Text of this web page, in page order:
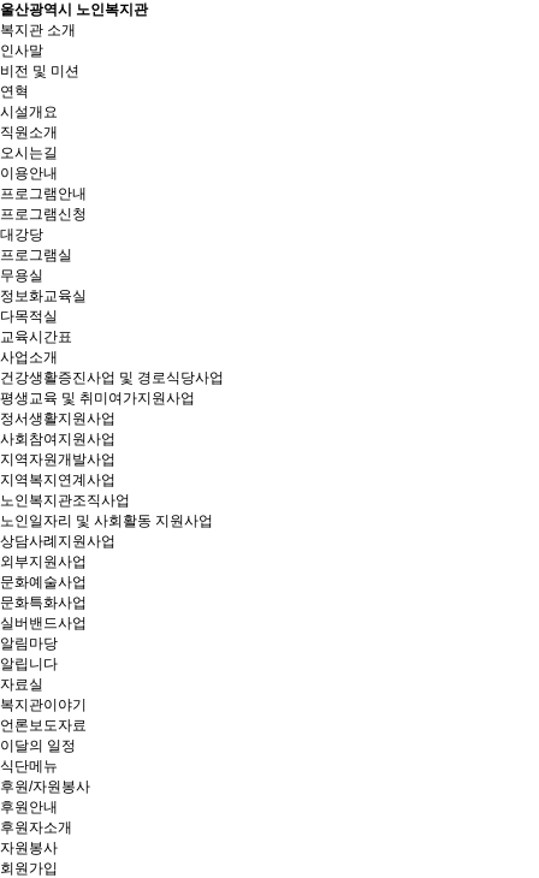
울산광역시 노인복지관
복지관 소개
인사말
비전 및 미션
연혁
시설개요
직원소개
오시는길
이용안내
프로그램안내
프로그램신청
대강당
프로그램실
무용실
정보화교육실
다목적실
교육시간표
사업소개
건강생활증진사업 및 경로식당사업
평생교육 및 취미여가지원사업
정서생활지원사업
사회참여지원사업
지역자원개발사업
지역복지연계사업
노인복지관조직사업
노인일자리 및 사회활동 지원사업
상담사례지원사업
외부지원사업
문화예술사업
문화특화사업
실버밴드사업
알림마당
알립니다
자료실
복지관이야기
언론보도자료
이달의 일정
식단메뉴
후원/자원봉사
후원안내
후원자소개
자원봉사
회원가입